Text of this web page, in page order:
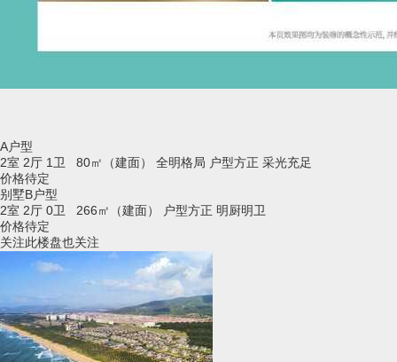
A户型
2室 2厅 1卫 80㎡（建面）
全明格局 户型方正 采光充足
价格待定
别墅B户型
2室 2厅 0卫 266㎡（建面）
户型方正 明厨明卫
价格待定
关注此楼盘也关注